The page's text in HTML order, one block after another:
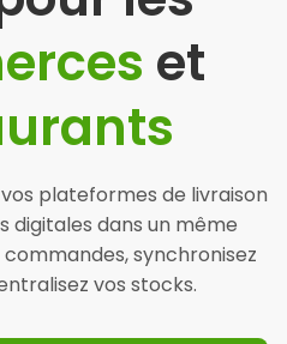
et
plateformes de livraison
digitales dans un même
synchronisez
vos stocks.